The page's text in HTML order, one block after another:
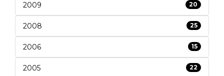
2009 20
2008 25
2006 15
2005 22